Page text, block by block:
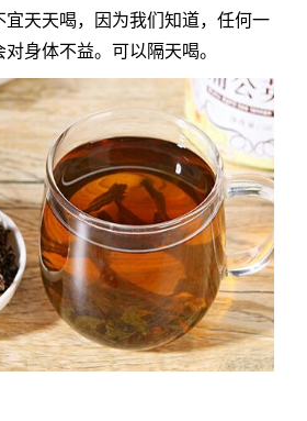
宜天天喝，因为我们知道，任何一
身体不益。可以隔天喝。